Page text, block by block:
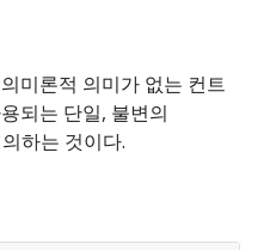
미론적 의미가 없는 컨트
되는 단일, 불변의
하는 것이다.